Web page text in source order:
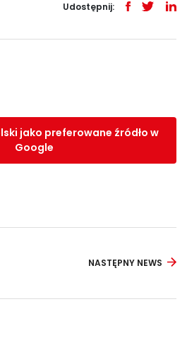
Udostępnij:
jako preferowane źródło w
Google
NASTĘPNY NEWS